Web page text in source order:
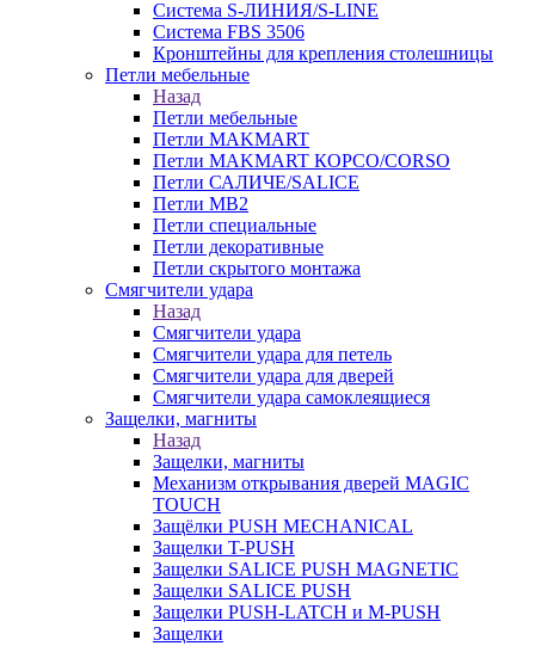
Система S-ЛИНИЯ/S-LINE
Система FBS 3506
Кронштейны для крепления столешницы
Петли мебельные
Назад
Петли мебельные
Петли MAKMART
Петли MAKMART КОРСО/CORSO
Петли САЛИЧЕ/SALICE
Петли MB2
Петли специальные
Петли декоративные
Петли скрытого монтажа
Смягчители удара
Назад
Смягчители удара
Смягчители удара для петель
Смягчители удара для дверей
Cмягчители удара самоклеящиеся
Защелки, магниты
Назад
Защелки, магниты
Механизм открывания дверей MAGIC
TOUCH
Защёлки PUSH MECHANICAL
Защелки T-PUSH
Защелки SALICE PUSH MAGNETIC
Защелки SALICE PUSH
Защелки PUSH-LATCH и M-PUSH
Защелки